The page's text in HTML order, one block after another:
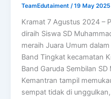
TeamEdutaiment/19 May 2025
Kramat 7 Agustus 2024 –
diraih Siswa SD
meraih Juara Umum
Band Tingkat kecamatan
Band Garuda Sembilan
Kemantran tampil
sempat tidak di